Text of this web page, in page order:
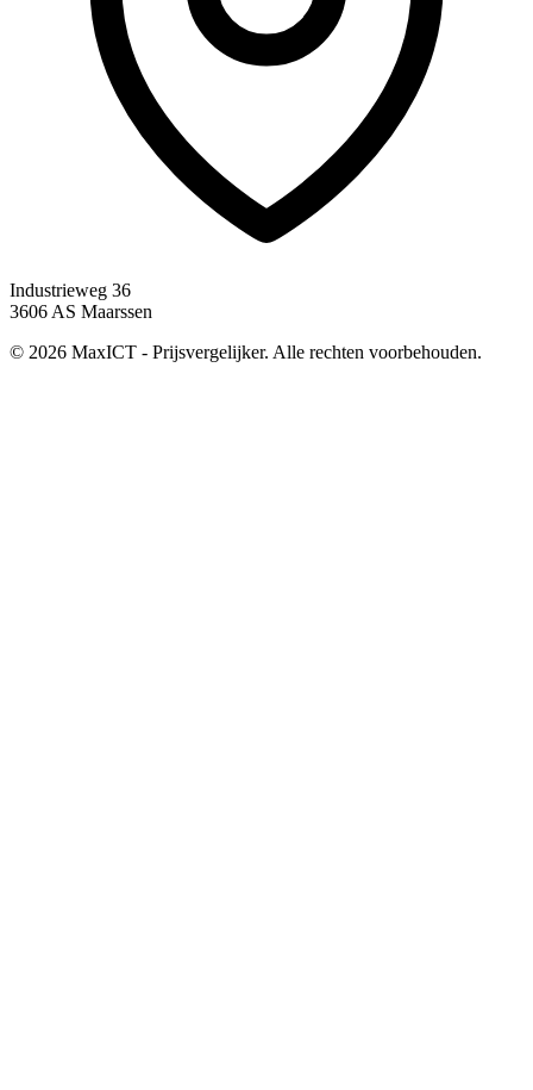
Industrieweg 36
3606 AS Maarssen
© 2026 MaxICT - Prijsvergelijker. Alle rechten voorbehouden.